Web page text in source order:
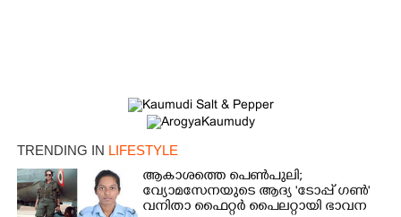
TRENDING IN LIFESTYLE
ആകാശത്തെ പെൺപുലി;
വ്യോമസേനയുടെ ആദ്യ 'ടോപ്പ് ഗൺ'
വനിതാ ഫൈറ്റർ പൈലറ്റായി ഭാവന